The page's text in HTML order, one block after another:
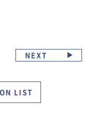
LIST
NEXT